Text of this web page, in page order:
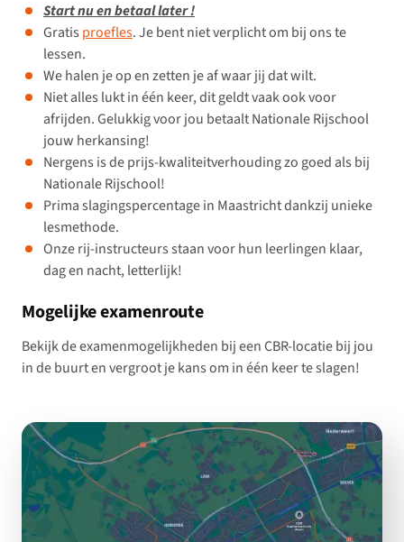
Start nu en betaal later !
Gratis proefles. Je bent niet verplicht om bij ons te
lessen.
We halen je op en zetten je af waar jij dat wilt.
Niet alles lukt in één keer, dit geldt vaak ook voor
afrijden. Gelukkig voor jou betaalt Nationale Rijschool
jouw herkansing!
Nergens is de prijs-kwaliteitverhouding zo goed als bij
Nationale Rijschool!
Prima slagingspercentage in Maastricht dankzij unieke
lesmethode.
Onze rij-instructeurs staan voor hun leerlingen klaar,
dag en nacht, letterlijk!
Mogelijke examenroute
Bekijk de examenmogelijkheden bij een CBR-locatie bij jou
in de buurt en vergroot je kans om in één keer te slagen!